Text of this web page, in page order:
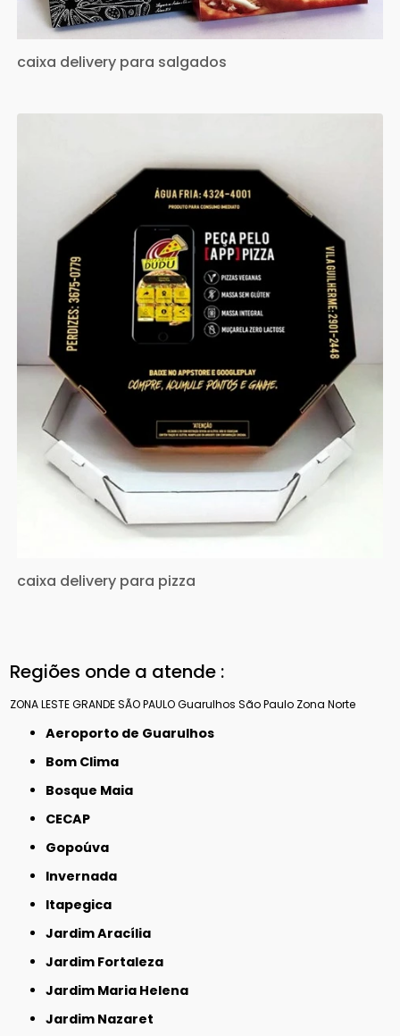
caixa delivery para salgados
caixa delivery para pizza
Regiões onde a atende :
ZONA LESTEGRANDE SÃO PAULOGuarulhos São Paulo Zona Norte
Aeroporto de Guarulhos
Bom Clima
Bosque Maia
CECAP
Gopoúva
Invernada
Itapegica
Jardim Aracília
Jardim Fortaleza
Jardim Maria Helena
Jardim Nazaret